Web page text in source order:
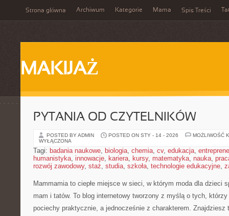
Strona główna Archiwum Kategorie Mama Spis Treści
MAKIJAŻ
PYTANIA OD CZYTELNIKÓW
POSTED BY ADMIN POSTED ON STY - 14 - 2026
MOŻLIWOŚĆ
WYŁĄCZONA
Tagi: badania naukowe, biologia, chemia, cv, edukacja,
humanistyka, innowacje, kariera, kursy, matematyka, nauka,
rozwój zawodowy, staż, studia, szkoła, technologie edukacyjne,
Mammamia to ciepłe miejsce w sieci, w którym moda dla dzieci
mam i tatów. To blog internetowy tworzony z myślą o tych,
pociechy praktycznie, a jednocześnie z charakterem. Znajdziesz